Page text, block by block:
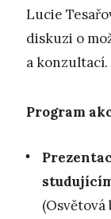
Lucie
diskuzi o
a konzultací.
Program
(Osvětová